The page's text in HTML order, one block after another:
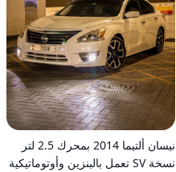
نيسان ألتيما 2014 بمحرك 2.5 لتر
نسخة SV تعمل بالبنزين وأوتوماتيكية